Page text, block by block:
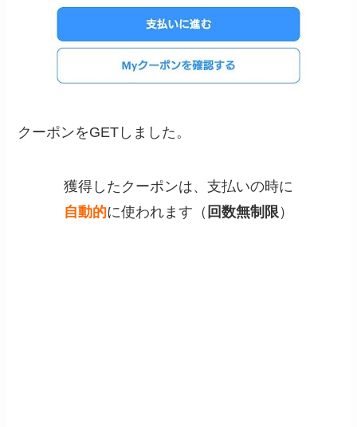
クーポンをGETしました。
獲得したクーポンは、支払いの時に
自動的に使われます（ 回数無制限 ）